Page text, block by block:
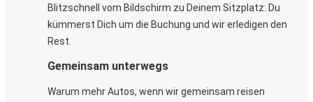
Blitzschnell vom Bildschirm zu Deinem Sitzplatz: Du
kümmerst Dich um die Buchung und wir erledigen den
Rest.
Gemeinsam unterwegs
Warum mehr Autos, wenn wir gemeinsam reisen